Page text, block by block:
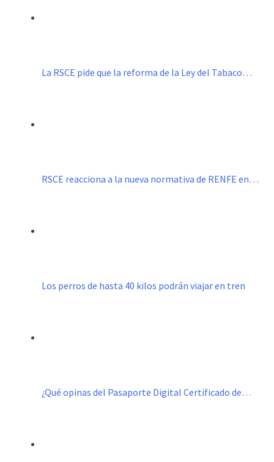
La RSCE pide que la reforma de la Ley del Tabaco…
RSCE reacciona a la nueva normativa de RENFE en…
Los perros de hasta 40 kilos podrán viajar en tren
¿Qué opinas del Pasaporte Digital Certificado de…